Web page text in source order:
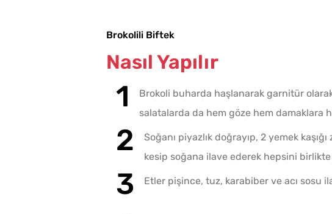
Brokolili Biftek
Nasıl Yapılır
Brokoli buharda haşlanarak garnitür
salatalarda da hem göze hem damaklara
Soğanı piyazlık doğrayıp, 2 yemek
kesip soğana ilave ederek hepsini
Etler pişince, tuz, karabiber ve acı sosu